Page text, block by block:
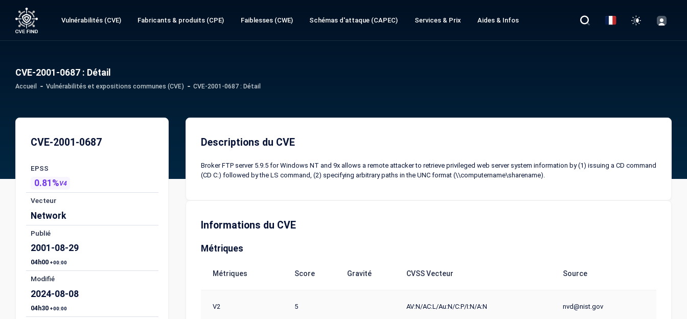
Vulnérabilités (CVE) Fabricants & produits (CPE) Faiblesses (CWE) Schémas d'attaque (CAPEC) Services & Prix Aides & Infos
CVE-2001-0687 : Détail
Accueil Vulnérabilités et expositions communes (CVE) CVE-2001-0687 : Détail
CVE-2001-0687
EPSS
0.81%V4
Vecteur
Network
Publié
2001-08-29
04h00 +00:00
Modifié
2024-08-08
04h30 +00:00
Descriptions du CVE
Broker FTP server 5.9.5 for Windows NT and 9x allows a remote attacker to retrieve privileged web server system information by (1) issuing a CD command
(CD C:) followed by the LS command, (2) specifying arbitrary paths in the UNC format (\\computername\sharename).
Informations du CVE
Métriques
Métriques Score Gravité CVSS Vecteur Source
V2 5 AV:N/AC:L/Au:N/C:P/I:N/A:N nvd@nist.gov